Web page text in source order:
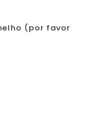
(por favor